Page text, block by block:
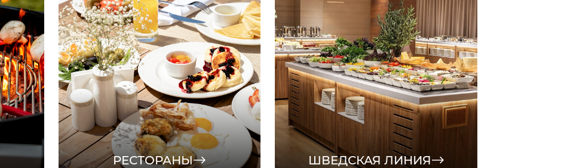
РЕСТОРАНЫ ШВЕДСКАЯ ЛИНИЯ